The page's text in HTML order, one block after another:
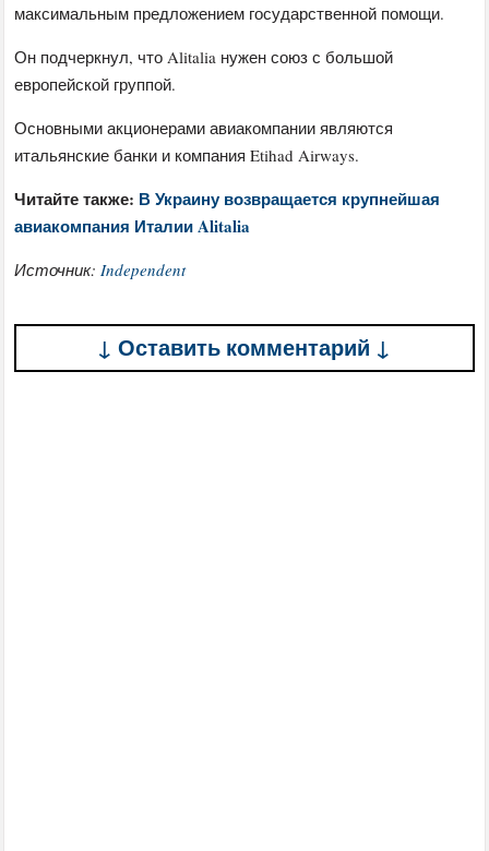
максимальным предложением государственной помощи.
Он подчеркнул, что Alitalia нужен союз с большой
европейской группой.
Основными акционерами авиакомпании являются
итальянские банки и компания Etihad Airways.
Читайте также: В Украину возвращается крупнейшая
авиакомпания Италии Alitalia
Источник: Independent
↓ Оставить комментарий ↓